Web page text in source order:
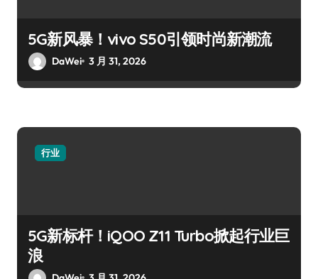
5G新风暴！vivo S50引领时尚新潮流
DaWei 3 月 31, 2026
行业
5G新标杆！iQOO Z11 Turbo掀起行业巨
浪